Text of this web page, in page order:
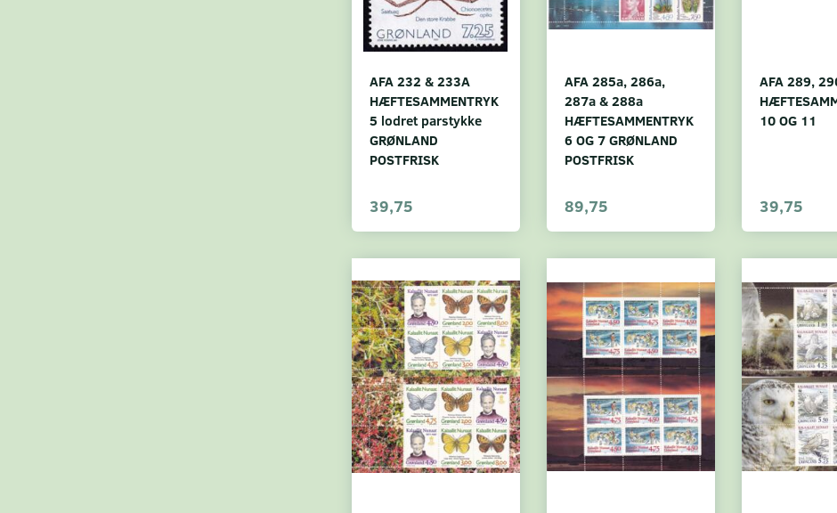
AFA 232 & 233A
HÆFTESAMMENTRYK
5 lodret parstykke
GRØNLAND
POSTFRISK
39,75
AFA 285a, 286a,
287a & 288a
HÆFTESAMMENTRYK
6 OG 7 GRØNLAND
POSTFRISK
89,75
AFA 289,
10 OG 11
39,75